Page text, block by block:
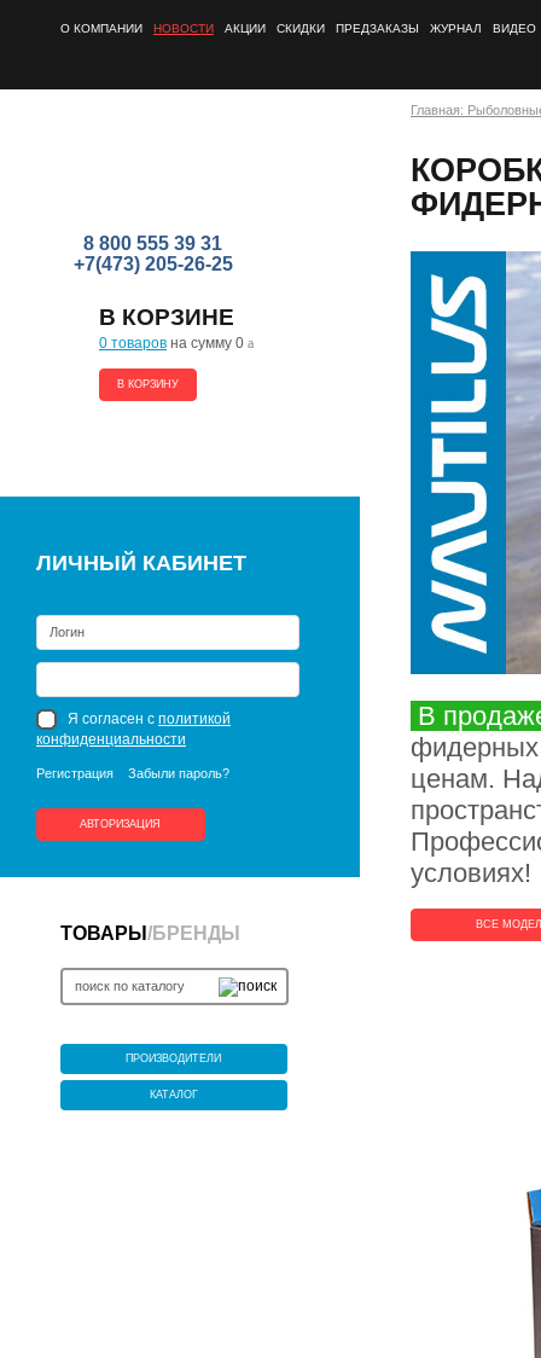
О КОМПАНИИ НОВОСТИ АКЦИИ СКИДКИ ПРЕДЗАКАЗЫ ЖУРНАЛ ВИДЕО
8 800 555 39 31
+7(473) 205-26-25
В КОРЗИНЕ
0 товаров на сумму 0 a
В КОРЗИНУ
ЛИЧНЫЙ КАБИНЕТ
Я согласен с политикой
конфиденциальности
Регистрация Забыли пароль?
АВТОРИЗАЦИЯ
ТОВАРЫ /БРЕНДЫ
ПРОИЗВОДИТЕЛИ
КАТАЛОГ
Главная:
В
фидерных
ценам.
условиях!
ВСЕ